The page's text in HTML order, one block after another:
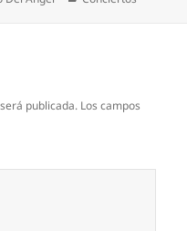
publicada. Los campos